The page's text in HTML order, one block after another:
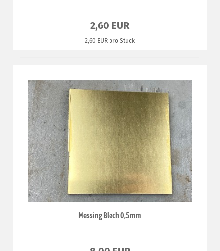
2,60 EUR
2,60 EUR pro Stück
Messing Blech 0,5mm